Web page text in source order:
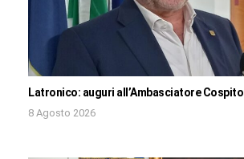
Latronico: auguri all’Ambasciatore Cospito
8 Agosto 2026